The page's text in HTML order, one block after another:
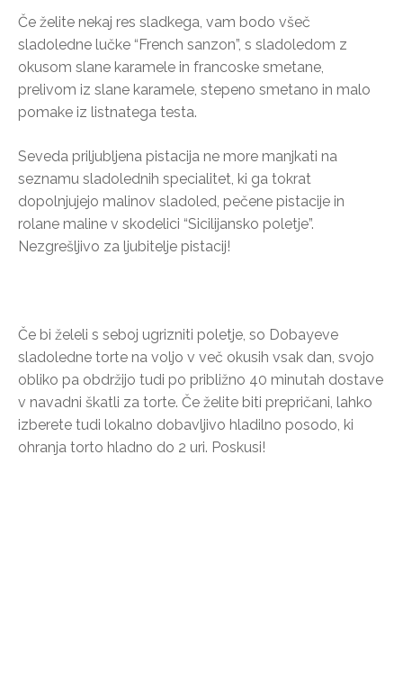
Če želite nekaj res sladkega, vam bodo všeč
sladoledne lučke “French sanzon”, s sladoledom z
okusom slane karamele in francoske smetane,
prelivom iz slane karamele, stepeno smetano in malo
pomake iz listnatega testa.
Seveda priljubljena pistacija ne more manjkati na
seznamu sladolednih specialitet, ki ga tokrat
dopolnjujejo malinov sladoled, pečene pistacije in
rolane maline v skodelici “Sicilijansko poletje”.
Nezgrešljivo za ljubitelje pistacij!
Če bi želeli s seboj ugrizniti poletje, so Dobayeve
sladoledne torte na voljo v več okusih vsak dan, svojo
obliko pa obdržijo tudi po približno 40 minutah dostave
v navadni škatli za torte. Če želite biti prepričani, lahko
izberete tudi lokalno dobavljivo hladilno posodo, ki
ohranja torto hladno do 2 uri. Poskusi!